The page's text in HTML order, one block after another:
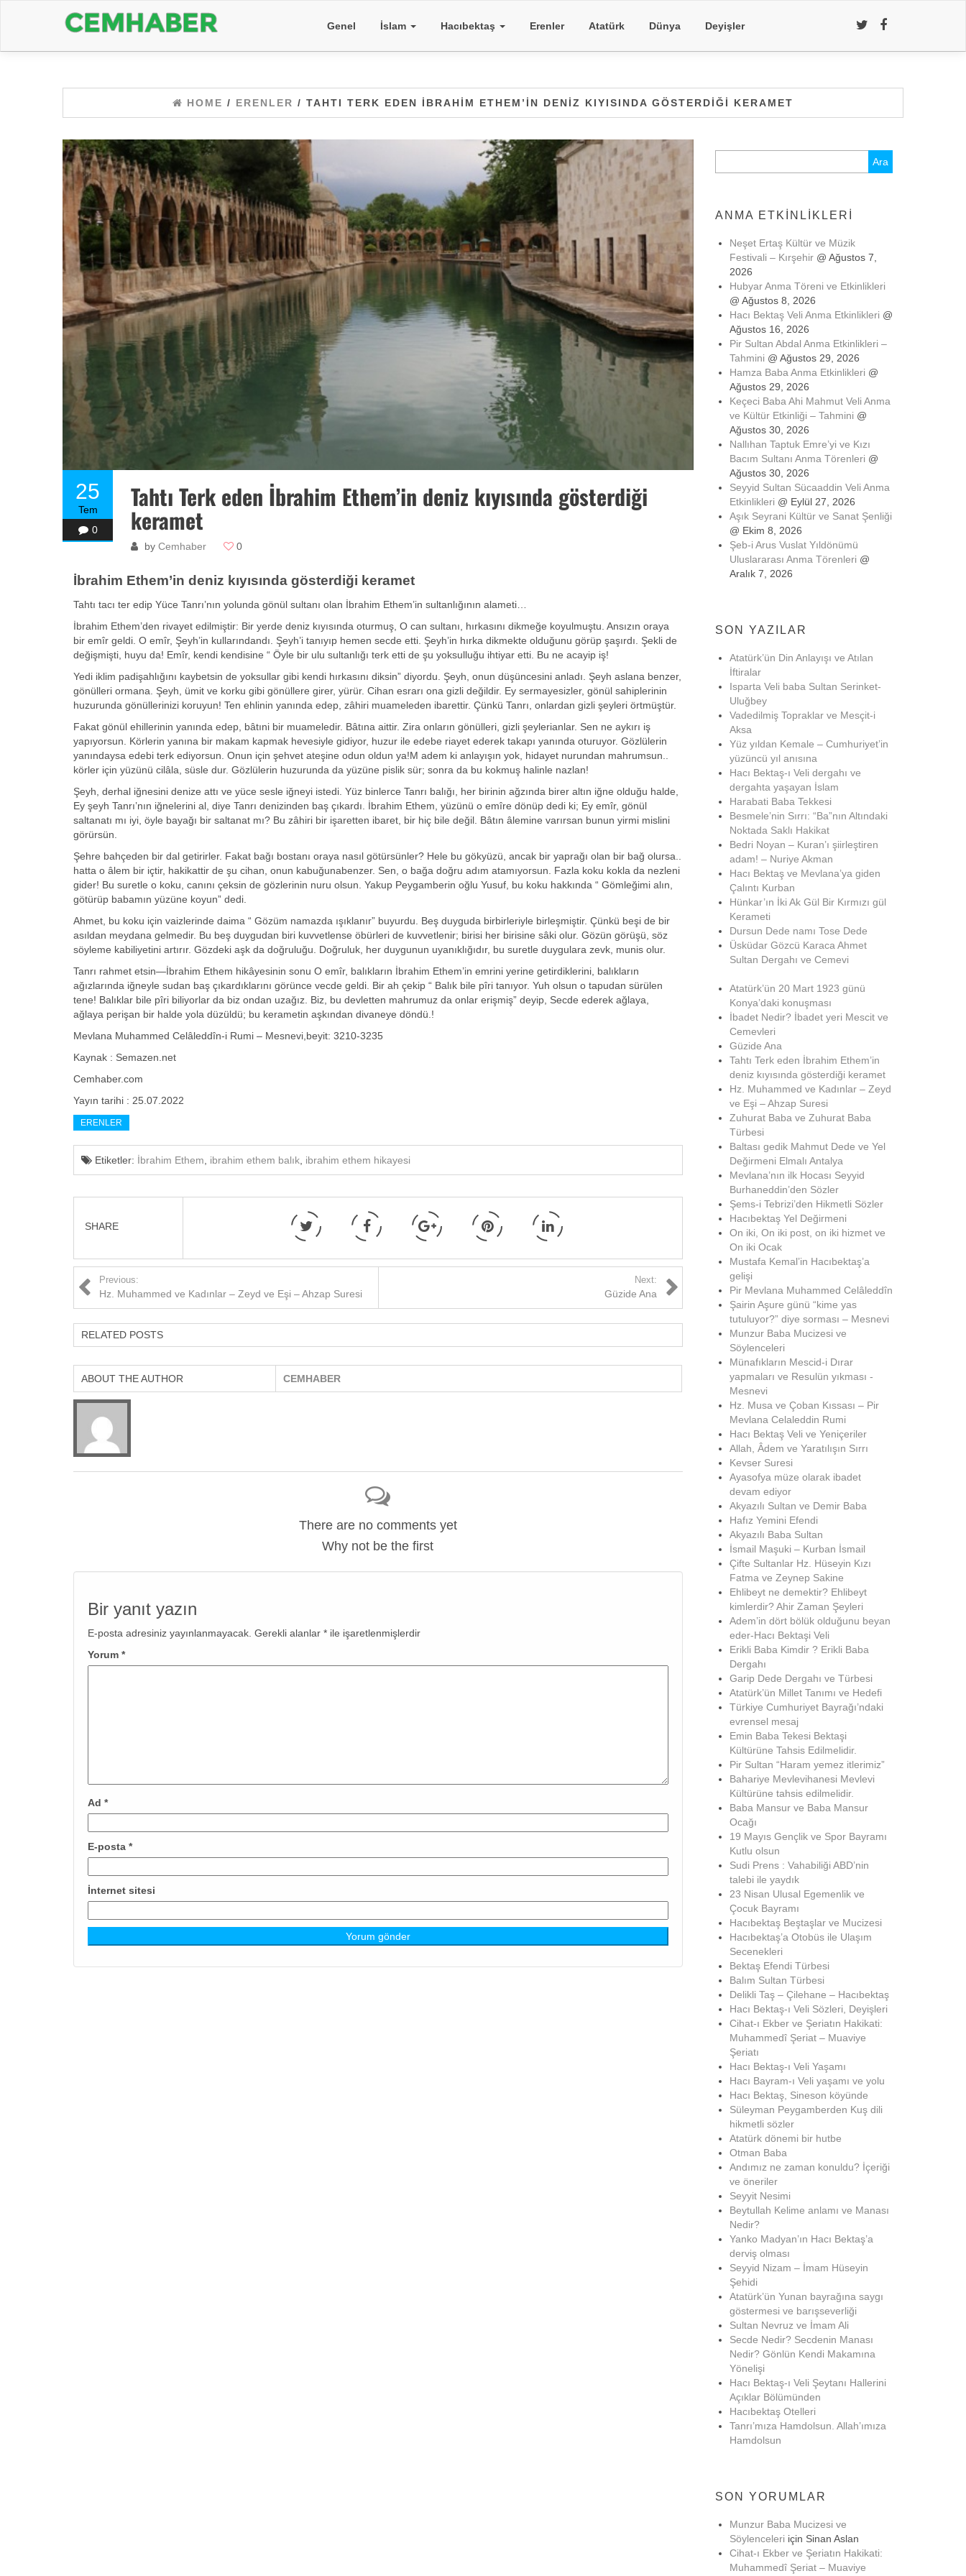
Genel İslam Hacıbektaş Erenler Atatürk Dünya Deyişler
HOME / ERENLER / TAHTI TERK EDEN İBRAHIM ETHEM’IN DENIZ KIYISINDA GÖSTERDIĞI KERAMET
25
Tem
0
Tahtı Terk eden İbrahim Ethem’in deniz kıyısında gösterdiği
keramet
by Cemhaber 0
İbrahim Ethem’in deniz kıyısında gösterdiği keramet
Tahtı tacı ter edip Yüce Tanrı’nın yolunda gönül sultanı olan İbrahim Ethem’in sultanlığının alameti…
İbrahim Ethem’den rivayet edilmiştir: Bir yerde deniz kıyısında oturmuş, O can sultanı, hırkasını dikmeğe koyulmuştu. Ansızın oraya
bir emîr geldi. O emîr, Şeyh’in kullarındandı. Şeyh’i tanıyıp hemen secde etti. Şeyh’in hırka dikmekte olduğunu görüp şaşırdı. Şekli de
değişmişti, huyu da! Emîr, kendi kendisine “ Öyle bir ulu sultanlığı terk etti de şu yoksulluğu ihtiyar etti. Bu ne acayip iş!
Yedi iklim padişahlığını kaybetsin de yoksullar gibi kendi hırkasını diksin” diyordu. Şeyh, onun düşüncesini anladı. Şeyh aslana benzer,
gönülleri ormana. Şeyh, ümit ve korku gibi gönüllere girer, yürür. Cihan esrarı ona gizli değildir. Ey sermayesizler, gönül sahiplerinin
huzurunda gönüllerinizi koruyun! Ten ehlinin yanında edep, zâhiri muameleden ibarettir. Çünkü Tanrı, onlardan gizli şeyleri örtmüştür.
Fakat gönül ehillerinin yanında edep, bâtıni bir muameledir. Bâtına aittir. Zira onların gönülleri, gizli şeylerianlar. Sen ne aykırı iş
yapıyorsun. Körlerin yanına bir makam kapmak hevesiyle gidiyor, huzur ile edebe riayet ederek takapı yanında oturuyor. Gözlülerin
yanındaysa edebi terk ediyorsun. Onun için şehvet ateşine odun oldun ya!M adem ki anlayışın yok, hidayet nurundan mahrumsun..
körler için yüzünü cilâla, süsle dur. Gözlülerin huzurunda da yüzüne pislik sür; sonra da bu kokmuş halinle nazlan!
Şeyh, derhal iğnesini denize attı ve yüce sesle iğneyi istedi. Yüz binlerce Tanrı balığı, her birinin ağzında birer altın iğne olduğu halde,
Ey şeyh Tanrı’nın iğnelerini al, diye Tanrı denizinden baş çıkardı. İbrahim Ethem, yüzünü o emîre dönüp dedi ki; Ey emîr, gönül
saltanatı mı iyi, öyle bayağı bir saltanat mı? Bu zâhiri bir işaretten ibaret, bir hiç bile değil. Bâtın âlemine varırsan bunun yirmi mislini
görürsün.
Şehre bahçeden bir dal getirirler. Fakat bağı bostanı oraya nasıl götürsünler? Hele bu gökyüzü, ancak bir yaprağı olan bir bağ olursa..
hatta o âlem bir içtir, hakikattir de şu cihan, onun kabuğunabenzer. Sen, o bağa doğru adım atamıyorsun. Fazla koku kokla da nezleni
gider! Bu suretle o koku, canını çeksin de gözlerinin nuru olsun. Yakup Peygamberin oğlu Yusuf, bu koku hakkında “ Gömleğimi alın,
götürüp babamın yüzüne koyun” dedi.
Ahmet, bu koku için vaizlerinde daima “ Gözüm namazda ışıklanır” buyurdu. Beş duyguda birbirleriyle birleşmiştir. Çünkü beşi de bir
asıldan meydana gelmedir. Bu beş duygudan biri kuvvetlense öbürleri de kuvvetlenir; birisi her birisine sâki olur. Gözün görüşü, söz
söyleme kabiliyetini artırır. Gözdeki aşk da doğruluğu. Doğruluk, her duygunun uyanıklığıdır, bu suretle duygulara zevk, munis olur.
Tanrı rahmet etsin—İbrahim Ethem hikâyesinin sonu O emîr, balıkların İbrahim Ethem’in emrini yerine getirdiklerini, balıkların
ağızlarında iğneyle sudan baş çıkardıklarını görünce vecde geldi. Bir ah çekip “ Balık bile pîri tanıyor. Yuh olsun o tapudan sürülen
tene! Balıklar bile pîri biliyorlar da biz ondan uzağız. Biz, bu devletten mahrumuz da onlar erişmiş” deyip, Secde ederek ağlaya,
ağlaya perişan bir halde yola düzüldü; bu kerametin aşkından divaneye döndü.!
Mevlana Muhammed Celâleddîn-i Rumi – Mesnevi,beyit: 3210-3235
Kaynak : Semazen.net
Cemhaber.com
Yayın tarihi : 25.07.2022
ERENLER
Etiketler: İbrahim Ethem, ibrahim ethem balık, ibrahim ethem hikayesi
SHARE
Previous:
Hz. Muhammed ve Kadınlar – Zeyd ve Eşi – Ahzap Suresi
Next:
Güzide Ana
RELATED POSTS
ABOUT THE AUTHOR CEMHABER
There are no comments yet
Why not be the first
Bir yanıt yazın
E-posta adresiniz yayınlanmayacak. Gerekli alanlar * ile işaretlenmişlerdir
Yorum *
Ad *
E-posta *
İnternet sitesi
ANMA ETKINLIKLERI
Neşet Ertaş Kültür ve Müzik
Festivali – Kırşehir@ Ağustos 7,
2026
Hubyar Anma Töreni ve Etkinlikleri
@ Ağustos 8, 2026
Hacı Bektaş Veli Anma Etkinlikleri @
Ağustos 16, 2026
Pir Sultan Abdal Anma Etkinlikleri –
Tahmini @ Ağustos 29, 2026
Hamza Baba Anma Etkinlikleri @
Ağustos 29, 2026
Keçeci Baba Ahi Mahmut Veli Anma
ve Kültür Etkinliği – Tahmini @
Ağustos 30, 2026
Nallıhan Taptuk Emre’yi ve Kızı
Bacım Sultanı Anma Törenleri @
Ağustos 30, 2026
Seyyid Sultan Sücaaddin Veli Anma
Etkinlikleri @ Eylül 27, 2026
Aşık Seyrani Kültür ve Sanat Şenliği
@ Ekim 8, 2026
Şeb-i Arus Vuslat Yıldönümü
Uluslararası Anma Törenleri @
Aralık 7, 2026
SON YAZILAR
Atatürk’ün Din Anlayışı ve Atılan
İftiralar
Isparta Veli baba Sultan Serinket-
Uluğbey
Vadedilmiş Topraklar ve Mesçit-i
Aksa
Yüz yıldan Kemale – Cumhuriyet’in
yüzüncü yıl anısına
Hacı Bektaş-ı Veli dergahı ve
dergahta yaşayan İslam
Harabati Baba Tekkesi
Besmele’nin Sırrı: “Ba”nın Altındaki
Noktada Saklı Hakikat
Bedri Noyan – Kuran’ı şiirleştiren
adam! – Nuriye Akman
Hacı Bektaş ve Mevlana’ya giden
Çalıntı Kurban
Hünkar’ın İki Ak Gül Bir Kırmızı gül
Kerameti
Dursun Dede namı Tose Dede
Üsküdar Gözcü Karaca Ahmet
Sultan Dergahı ve Cemevi
Atatürk’ün 20 Mart 1923 günü
Konya’daki konuşması
İbadet Nedir? İbadet yeri Mescit ve
Cemevleri
Güzide Ana
Tahtı Terk eden İbrahim Ethem’in
deniz kıyısında gösterdiği keramet
Hz. Muhammed ve Kadınlar – Zeyd
ve Eşi – Ahzap Suresi
Zuhurat Baba ve Zuhurat Baba
Türbesi
Baltası gedik Mahmut Dede ve Yel
Değirmeni Elmalı Antalya
Mevlana’nın ilk Hocası Seyyid
Burhaneddin’den Sözler
Şems-i Tebrizi’den Hikmetli Sözler
Hacıbektaş Yel Değirmeni
On iki, On iki post, on iki hizmet ve
On iki Ocak
Mustafa Kemal’in Hacıbektaş’a
gelişi
Pir Mevlana Muhammed Celâleddîn
Şairin Aşure günü “kime yas
tutuluyor?” diye sorması – Mesnevi
Munzur Baba Mucizesi ve
Söylenceleri
Münafıkların Mescid-i Dırar
yapmaları ve Resulün yıkması -
Mesnevi
Hz. Musa ve Çoban Kıssası – Pir
Mevlana Celaleddin Rumi
Hacı Bektaş Veli ve Yeniçeriler
Allah, Âdem ve Yaratılışın Sırrı
Kevser Suresi
Ayasofya müze olarak ibadet
devam ediyor
Akyazılı Sultan ve Demir Baba
Hafız Yemini Efendi
Akyazılı Baba Sultan
İsmail Maşuki – Kurban İsmail
Çifte Sultanlar Hz. Hüseyin Kızı
Fatma ve Zeynep Sakine
Ehlibeyt ne demektir? Ehlibeyt
kimlerdir? Ahir Zaman Şeyleri
Adem’in dört bölük olduğunu beyan
eder-Hacı Bektaşi Veli
Erikli Baba Kimdir ? Erikli Baba
Dergahı
Garip Dede Dergahı ve Türbesi
Atatürk’ün Millet Tanımı ve Hedefi
Türkiye Cumhuriyet Bayrağı’ndaki
evrensel mesaj
Emin Baba Tekesi Bektaşi
Kültürüne Tahsis Edilmelidir.
Pir Sultan “Haram yemez itlerimiz”
Bahariye Mevlevihanesi Mevlevi
Kültürüne tahsis edilmelidir.
Baba Mansur ve Baba Mansur
Ocağı
19 Mayıs Gençlik ve Spor Bayramı
Kutlu olsun
Sudi Prens : Vahabiliği ABD’nin
talebi ile yaydık
23 Nisan Ulusal Egemenlik ve
Çocuk Bayramı
Hacıbektaş Beştaşlar ve Mucizesi
Hacıbektaş’a Otobüs ile Ulaşım
Secenekleri
Bektaş Efendi Türbesi
Balım Sultan Türbesi
Delikli Taş – Çilehane – Hacıbektaş
Hacı Bektaş-ı Veli Sözleri, Deyişleri
Cihat-ı Ekber ve Şeriatın Hakikati:
Muhammedî Şeriat – Muaviye
Şeriatı
Hacı Bektaş-ı Veli Yaşamı
Hacı Bayram-ı Veli yaşamı ve yolu
Hacı Bektaş, Sineson köyünde
Süleyman Peygamberden Kuş dili
hikmetli sözler
Atatürk dönemi bir hutbe
Otman Baba
Andımız ne zaman konuldu? İçeriği
ve öneriler
Seyyit Nesimi
Beytullah Kelime anlamı ve Manası
Nedir?
Yanko Madyan’ın Hacı Bektaş’a
derviş olması
Seyyid Nizam – İmam Hüseyin
Şehidi
Atatürk’ün Yunan bayrağına saygı
göstermesi ve barışseverliği
Sultan Nevruz ve İmam Ali
Secde Nedir? Secdenin Manası
Nedir? Gönlün Kendi Makamına
Yönelişi
Hacı Bektaş-ı Veli Şeytanı Hallerini
Açıklar Bölümünden
Hacıbektaş Otelleri
Tanrı’mıza Hamdolsun. Allah’ımıza
Hamdolsun
SON YORUMLAR
Munzur Baba Mucizesi ve
Söylenceleri için Sinan Aslan
Cihat-ı Ekber ve Şeriatın Hakikati:
Muhammedî Şeriat – Muaviye